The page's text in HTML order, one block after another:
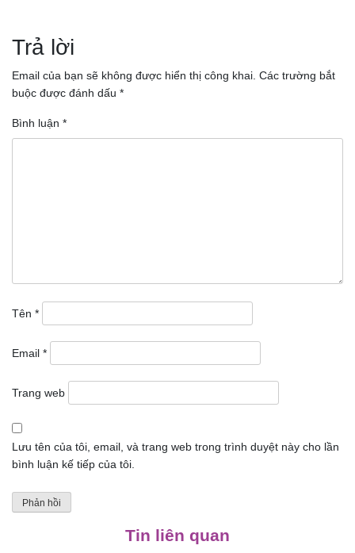
hướng
bài
viết
Trả lời
Email của bạn sẽ không được hiển thị công khai. Các trường bắt
buộc được đánh dấu *
Bình luận *
Tên *
Email *
Trang web
Lưu tên của tôi, email, và trang web trong trình duyệt này cho lần
bình luận kế tiếp của tôi.
Tin liên quan